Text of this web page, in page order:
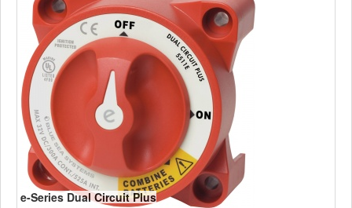
e-Series Dual Circuit Plus